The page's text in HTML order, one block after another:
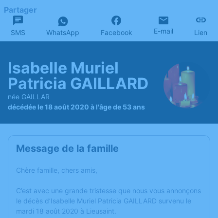
Partager
SMS WhatsApp Facebook E-mail Lien
Isabelle Muriel
Patricia GAILLARD
née GAILLAR
décédée le 18 août 2020 à l'âge de 53 ans
Message de la famille
Chère famille, chers amis,
C’est avec une grande tristesse que nous vous annonçons
le décès d’Isabelle Muriel Patricia GAILLARD survenu le
mardi 18 août 2020 à Lieusaint.